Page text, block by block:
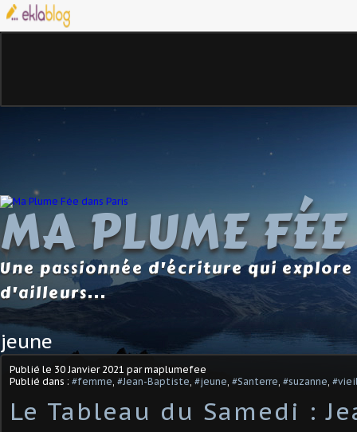
MA PLUME
Une passionnée d'écriture qui
d'ailleurs...
jeune
Publié le 30 Janvier 2021 par maplumefee
Publié dans : #femme #Jean-Baptiste #jeune #Santerre #suzanne
Le Tableau du Samedi :